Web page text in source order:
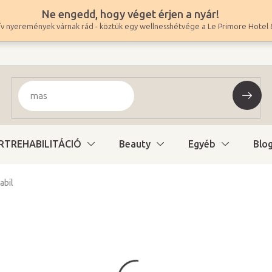
Ne engedd, hogy véget érjen a nyár!
nyeremények várnak rád - köztük egy wellnesshétvége a Le Primore Hotel
Beauty Egyéb Blog